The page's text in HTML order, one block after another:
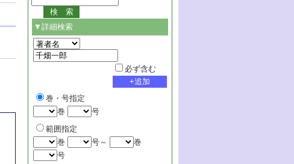
▼詳細検索
必ず含む
巻・号指定
巻
号
範囲指定
巻
号～
巻
号